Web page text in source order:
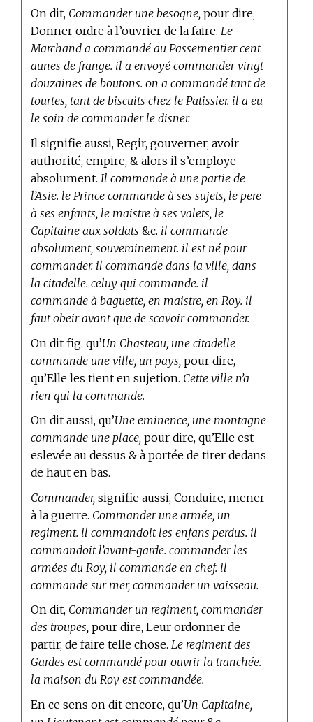
On dit, Commander une besogne, pour dire,
Donner ordre à l’ouvrier de la faire.Le
Marchand a commandé au Passementier cent
aunes de frange. il a envoyé commander vingt
douzaines de boutons. on a commandé tant de
tourtes, tant de biscuits chez le Patissier. il a eu
le soin de commander le disner.
Il signifie aussi, Regir, gouverner, avoir
authorité, empire, & alors il s’employe
absolument. Il commande à une partie de
l’Asie. le Prince commande à ses sujets, le pere
à ses enfants, le maistre à ses valets, le
Capitaine aux soldats &c. il commande
absolument, souverainement. il est né pour
commander. il commande dans la ville, dans
la citadelle. celuy qui commande. il
commande à baguette, en maistre, en Roy. il
faut obeir avant que de sçavoir commander.
On dit fig. qu’Un Chasteau, une citadelle
commande une ville, un pays, pour dire,
qu’Elle les tient en sujetion. Cette ville n’a
rien qui la commande.
On dit aussi, qu’Une eminence, une montagne
commande une place, pour dire, qu’Elle est
eslevée au dessus & à portée de tirer dedans
de haut en bas.
Commander, signifie aussi, Conduire, mener
à la guerre. Commander une armée, un
regiment. il commandoit les enfans perdus. il
commandoit l’avant-garde. commander les
armées du Roy, il commande en chef. il
commande sur mer, commander un vaisseau.
On dit, Commander un regiment, commander
des troupes, pour dire, Leur ordonner de
partir, de faire telle chose.Le regiment des
Gardes est commandé pour ouvrir la tranchée.
la maison du Roy est commandée.
En ce sens on dit encore, qu’Un Capitaine,